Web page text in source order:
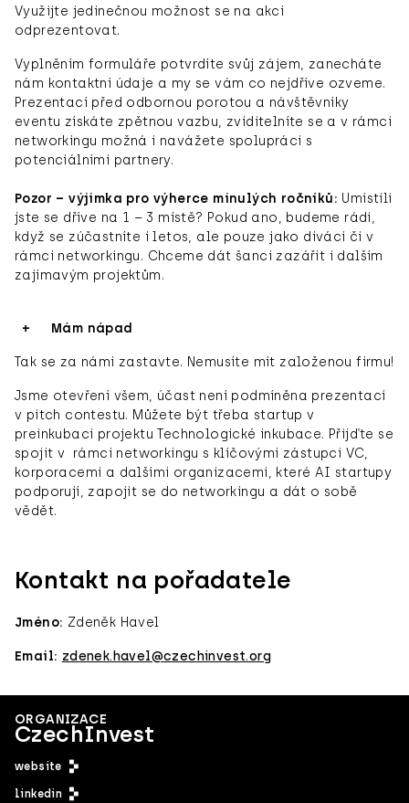
Využijte jedinečnou možnost se na akci
odprezentovat.
Vyplněním formuláře potvrdíte svůj zájem, zanecháte
nám kontaktní údaje a my se vám co nejdříve ozveme.
Prezentací před odbornou porotou a návštěvníky
eventu získáte zpětnou vazbu, zviditelníte se a v rámci
networkingu možná i navážete spolupráci s
potenciálními partnery.
Pozor – výjimka pro výherce minulých ročníků: Umístili
jste se dříve na 1 – 3 místě? Pokud ano, budeme rádi,
když se zúčastníte i letos, ale pouze jako diváci či v
rámci networkingu. Chceme dát šanci zazářit i dalším
zajímavým projektům.
Mám nápad
Tak se za námi zastavte. Nemusíte mít založenou firmu!
Jsme otevření všem, účast není podmíněna prezentací
v pitch contestu. Můžete být třeba startup v
preinkubaci projektu Technologické inkubace. Přijďte se
spojit v rámci networkingu s klíčovými zástupci VC,
korporacemi a dalšími organizacemi, které AI startupy
podporují, zapojit se do networkingu a dát o sobě
vědět.
Kontakt na pořadatele
Jméno: Zdeněk Havel
Email: zdenek.havel@czechinvest.org
ORGANIZACE
CzechInvest
website
linkedin